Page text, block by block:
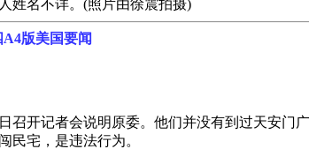
姓名不详。(照片由徐震拍摄)
版美国要闻
召开记者会说明原委。他们并没有到过天安门
民宅，是违法行为。